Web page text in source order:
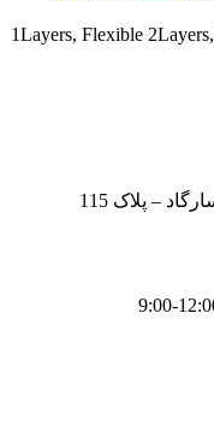
1Layers, Flexible
– پلاک 115